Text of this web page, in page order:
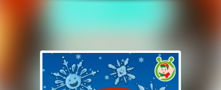
Снежинки